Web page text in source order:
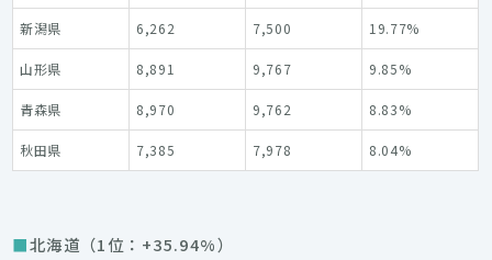
新潟県 6,262 7,500 19.77%
山形県 8,891 9,767 9.85%
青森県 8,970 9,762 8.83%
秋田県 7,385 7,978 8.04%
北海道（1位：+35.94%）